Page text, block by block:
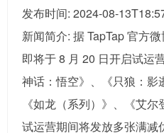
发布时间: 2024-08-
新闻简介: 据 TapTap 官方
即将于 8 月 20 日开启试运
神话：悟空》、《只狼：影
《如龙（系列）》、《艾
试运营期间将发放多张满